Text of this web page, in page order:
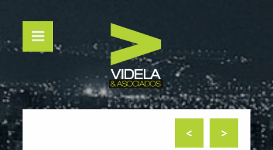
>
<